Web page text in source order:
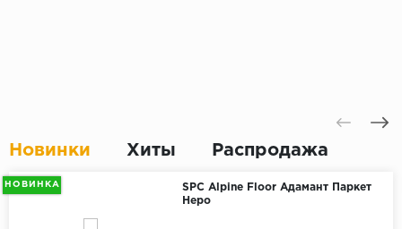
Новинки Хиты Распродажа
НОВИНКА
SPC Alpine Floor Адамант Паркет
Неро